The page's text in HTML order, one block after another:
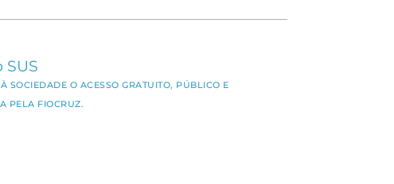
SUS
SOCIEDADE O ACESSO GRATUITO, PÚBLICO E
PELA FIOCRUZ.